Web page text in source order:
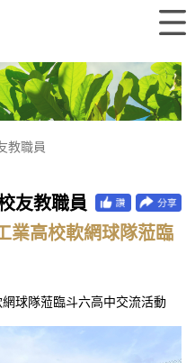
教職員
友教職員
業高校軟網球隊蒞臨
球隊蒞臨斗六高中交流活動